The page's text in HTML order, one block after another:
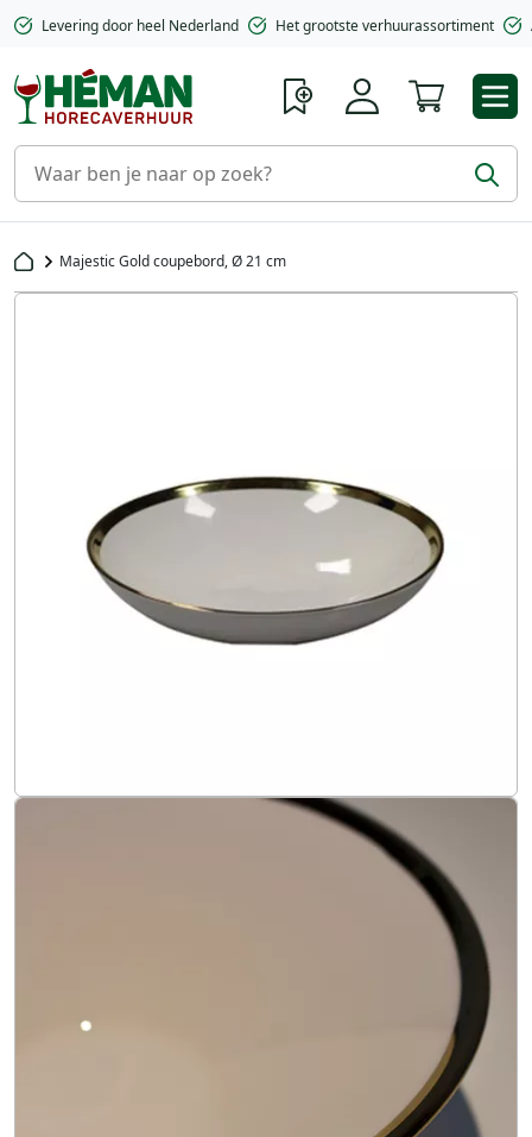
Levering door heel Nederland Het grootste verhuurassortiment
Majestic Gold coupebord, Ø 21 cm